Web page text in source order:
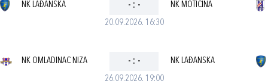
20.09.2026. 16:30
NK LAĐANSKA - : - NK MOTIČINA
26.09.2026. 19:00
NK OMLADINAC NIZA - : - NK LAĐANSKA